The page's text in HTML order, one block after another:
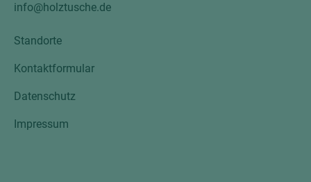
info@holztusche.de
Standorte
Kontaktformular
Datenschutz
Impressum